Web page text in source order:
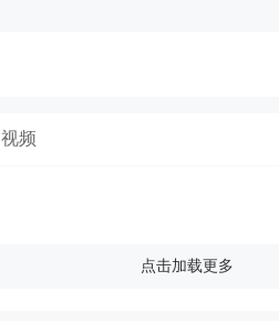
视频
点击加载更多